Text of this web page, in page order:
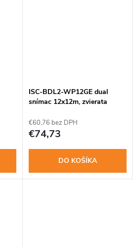
ISC-BDL2-WP12GE dual
snímac 12x12m, zvierata
€60,76 bez DPH
€74,73
DO KOŠÍKA